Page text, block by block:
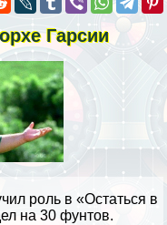
Гарсии
роль в «Остаться в
на 30 фунтов.